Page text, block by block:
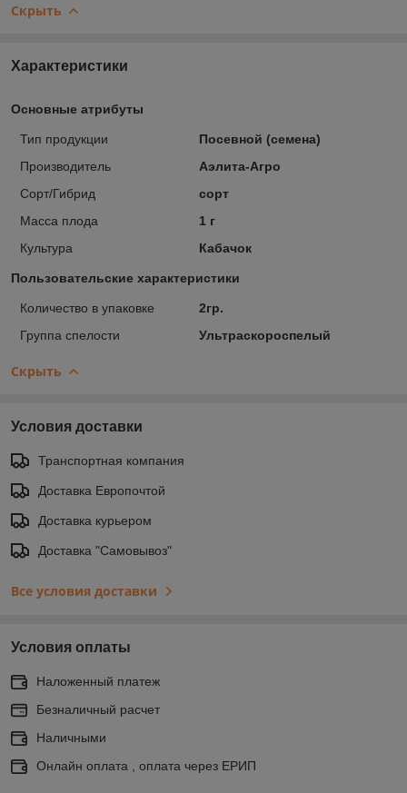
Скрыть
Характеристики
Основные атрибуты
Тип продукции
Посевной (семена)
Производитель
Аэлита-Агро
Сорт/Гибрид
сорт
Масса плода
1 г
Культура
Кабачок
Пользовательские характеристики
Количество в упаковке
2гр.
Группа спелости
Ультраскороспелый
Скрыть
Условия доставки
Транспортная компания
Доставка Европочтой
Доставка курьером
Доставка "Самовывоз"
Все условия доставки
Условия оплаты
Наложенный платеж
Безналичный расчет
Наличными
Онлайн оплата , оплата через ЕРИП